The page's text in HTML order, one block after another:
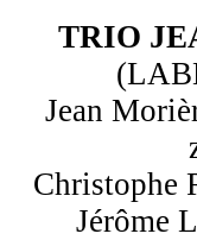
TRIO
Jean
Christophe
Jérôme